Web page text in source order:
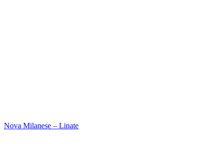
Nova Milanese – Linate